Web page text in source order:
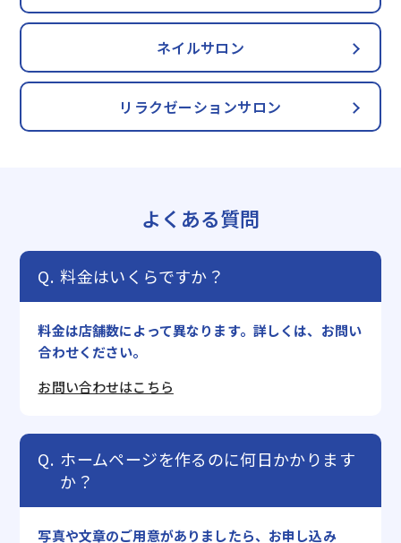
ネイルサロン
リラクゼーションサロン
よくある質問
料金はいくらですか？
料金は店舗数によって異なります。詳しくは、お問い
合わせください。
お問い合わせはこちら
ホームページを作るのに何日かかります
か？
写真や文章のご用意がありましたら、お申し込み